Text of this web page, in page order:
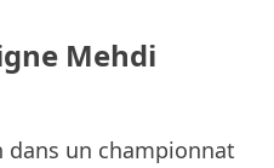
Mehdi
dans un championnat